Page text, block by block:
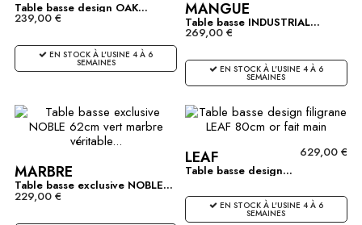
Table basse design OAK...
239,00 €
EN STOCK À L'USINE 4 À 6
SEMAINES
MANGUE
Table basse INDUSTRIAL...
269,00 €
EN STOCK À L'USINE 4 À 6
SEMAINES
MARBRE
Table basse exclusive NOBLE...
229,00 €
LEAF
Table basse design...
629,00 €
EN STOCK À L'USINE 4 À 6
SEMAINES